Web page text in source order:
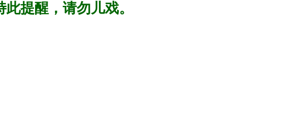
提醒，请勿儿戏。